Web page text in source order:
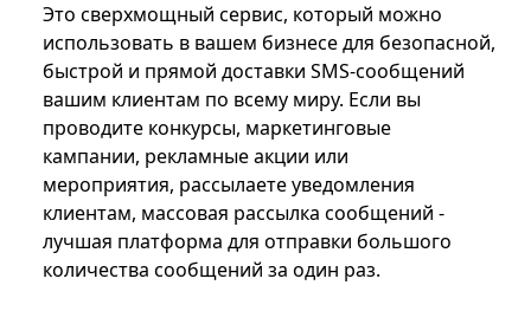
Это сверхмощный сервис, который можно
использовать в вашем бизнесе для безопасной,
быстрой и прямой доставки SMS-сообщений
вашим клиентам по всему миру. Если вы
проводите конкурсы, маркетинговые
кампании, рекламные акции или
мероприятия, рассылаете уведомления
клиентам, массовая рассылка сообщений -
лучшая платформа для отправки большого
количества сообщений за один раз.